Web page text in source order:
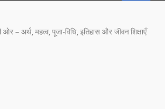
– अर्थ, महत्व, पूजा-विधि, इतिहास और जीवन शिक्षाएँ